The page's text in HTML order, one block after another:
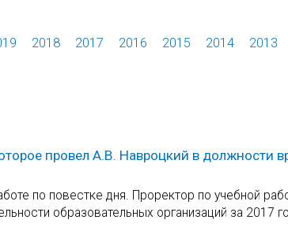
2018 2017 2016 2015 2014 2013
провел А.В. Навроцкий в должности
по повестке дня. Проректор по учебной
образовательных организаций за 2017